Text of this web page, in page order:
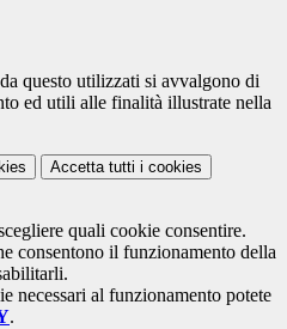
questo utilizzati si avvalgono di
ed utili alle finalità illustrate nella
Accetta tutti i cookies
quali cookie consentire.
consentono il funzionamento della
necessari al funzionamento potete
.